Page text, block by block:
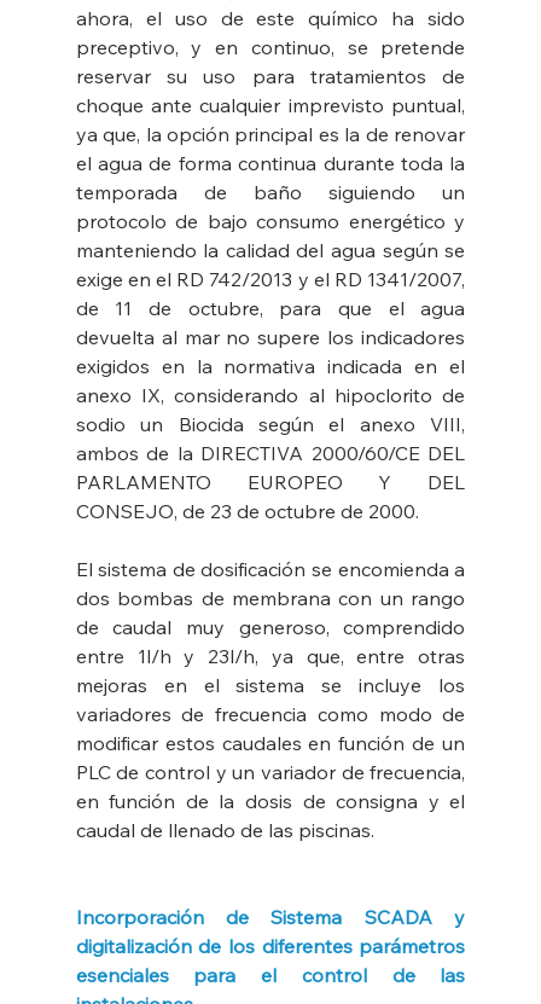
ahora, el uso de este químico ha sido
preceptivo, y en continuo, se pretende
reservar su uso para tratamientos de
choque ante cualquier imprevisto puntual,
ya que, la opción principal es la de renovar
el agua de forma continua durante toda la
temporada de baño siguiendo un
protocolo de bajo consumo energético y
manteniendo la calidad del agua según se
exige en el RD 742/2013 y el RD 1341/2007,
de 11 de octubre, para que el agua
devuelta al mar no supere los indicadores
exigidos en la normativa indicada en el
anexo IX, considerando al hipoclorito de
sodio un Biocida según el anexo VIII,
ambos de la DIRECTIVA 2000/60/CE DEL
PARLAMENTO EUROPEO Y DEL
CONSEJO, de 23 de octubre de 2000.
El sistema de dosificación se encomienda a
dos bombas de membrana con un rango
de caudal muy generoso, comprendido
entre 1l/h y 23l/h, ya que, entre otras
mejoras en el sistema se incluye los
variadores de frecuencia como modo de
modificar estos caudales en función de un
PLC de control y un variador de frecuencia,
en función de la dosis de consigna y el
caudal de llenado de las piscinas.
Incorporación de Sistema SCADA y
digitalización de los diferentes parámetros
esenciales para el control de las